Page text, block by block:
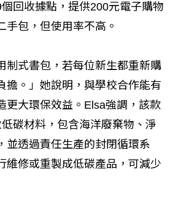
回收據點，提供200元電子購物
手包，但使用率不高。
制式書包，若每位新生都重新購
擔。」她說明，與學校合作能有
更大環保效益。Elsa強調，該款
碳材料，包含海洋廢棄物、淨
並透過責任生產的封閉循環系
維修或重製成低碳產品，可減少